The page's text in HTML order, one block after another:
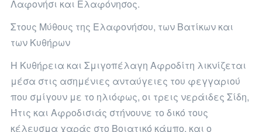
Λαφονήσι και Ελαφόνησος.
Στους Μύθους της Ελαφονήσου, των Βατίκων και
των Κυθήρων
Η Κυθήρεια και Σμιγοπέλαγη Αφροδίτη λικνίζεται
μέσα στις ασημένιες ανταύγειες του φεγγαριού
που σμίγουν με το ηλιόφως, οι τρεις νεράιδες Σίδη,
Ήτις και Αφροδισιάς στήνουνε το δικό τους
κέλευσμα χαράς στο Βοιατικό κάμπο, και ο